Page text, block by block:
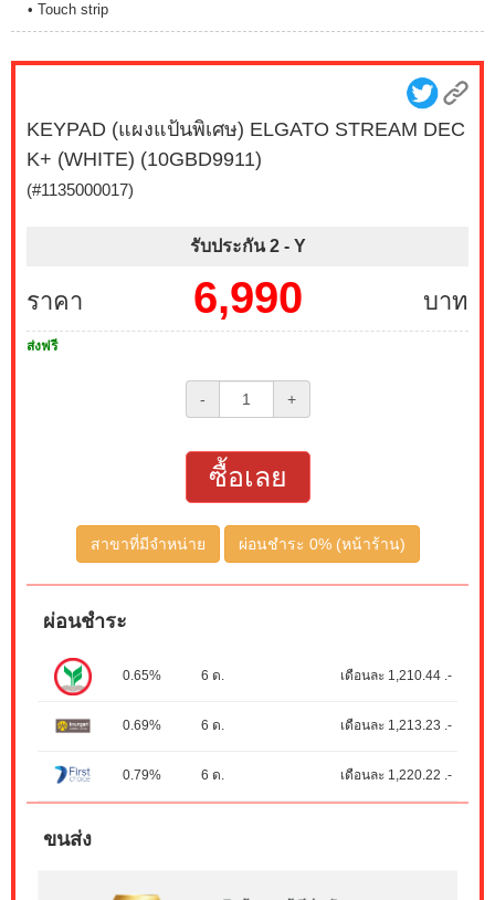
• Touch strip
KEYPAD (แผงแป้นพิเศษ) ELGATO STREAM DEC
K+ (WHITE) (10GBD9911)
(#1135000017)
รับประกัน 2 - Y
ราคา บาท
6,990
ส่งฟรี
- +
ซื้อเลย
สาขาที่มีจำหน่าย ผ่อนชำระ 0% (หน้าร้าน)
ผ่อนชำระ
0.65% 6 ด. เดือนละ 1,210.44 .-
0.69% 6 ด. เดือนละ 1,213.23 .-
0.79% 6 ด. เดือนละ 1,220.22 .-
ขนส่ง